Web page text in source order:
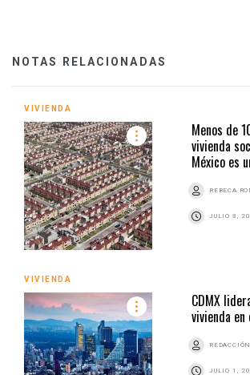
NOTAS RELACIONADAS
VIVIENDA
Menos de
vivienda
México es
REBECA
JULIO 3,
VIVIENDA
CDMX
vivienda en
JULIO 1,